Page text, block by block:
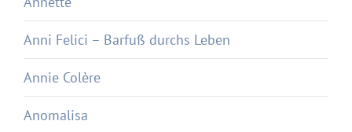
Anni Felici – Barfuß durchs Leben
Annie Colère
Anomalisa